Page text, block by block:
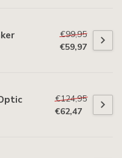
€99,95
€59,97
€124,95
€62,47